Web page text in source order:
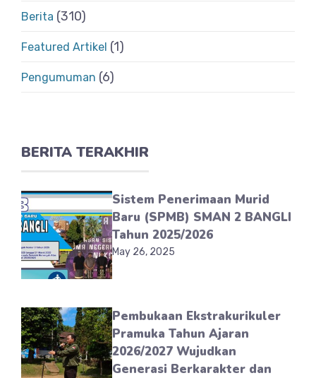
Berita (310)
Featured Artikel (1)
Pengumuman (6)
BERITA TERAKHIR
Sistem Penerimaan Murid
Baru (SPMB) SMAN 2 BANGLI
Tahun 2025/2026
May 26, 2025
Pembukaan Ekstrakurikuler
Pramuka Tahun Ajaran
2026/2027 Wujudkan
Generasi Berkarakter dan